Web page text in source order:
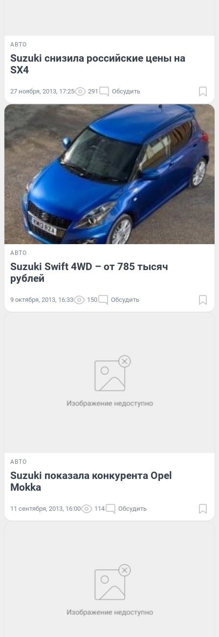
АВТО
Suzuki снизила российские цены на
SX4
27 ноября, 2013, 17:25 291 Обсудить
АВТО
Suzuki Swift 4WD – от 785 тысяч
рублей
9 октября, 2013, 16:33 150 Обсудить
АВТО
Suzuki показала конкурента Opel
Mokka
11 сентября, 2013, 16:00 114 Обсудить